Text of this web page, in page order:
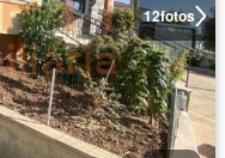
12fotos